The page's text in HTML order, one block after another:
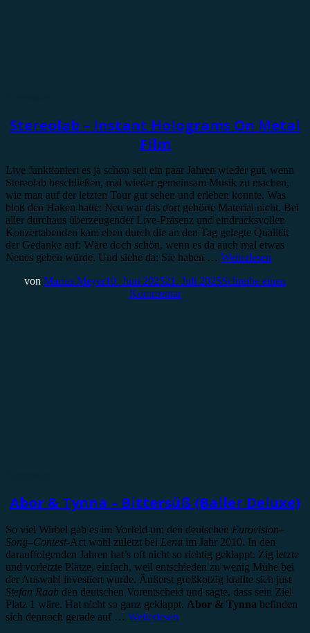
Stereolab – Instant Holograms On Metal
Film
Live funktioniert es ja schon seit ein paar Jahren wieder gut, wenn
Stereolab beschließen, mal wieder gemeinsam Musik zu machen,
wie man auf der letzten Tour gut sehen und erleben konnte. Was
bloß den Haken hatte: Neu war das dort gehörte Material nicht. Bei
aller durchaus überzeugender Live-Präsenz und eindrucksvollen
Konzertabenden kam eben durch die an den Tag gelegte Qualität
der Gedanke auf: Wäre doch schön, wenn es da auch mal etwas
Neues geben würde. Und siehe da: Sie haben … Weiterlesen
von Marius Meyer10. Juni 202521. Juli 2025Schreibe einen
Kommentar
Abor & Tynna – Bittersüß (Baller Deluxe)
So viel Wirbel gab es im Vorfeld um den deutschen Eurovision–
Song–Contest-Act wohl zuletzt bei Lena im Jahr 2010. In den
darauffolgenden Jahren hat’s oft nicht so richtig geklappt. Zig letzte
und vorletzte Plätze, einfach, weil entschieden zu wenig Mühe bei
der Auswahl investiert wurde. Äußerst großkotzig krallte sich just
Stefan Raab den deutschen Vorentscheid und sagte, dass sein Ziel
Platz 1 wäre. Hat nicht so ganz geklappt. Abor & Tynna befinden
sich dennoch gerade auf … Weiterlesen